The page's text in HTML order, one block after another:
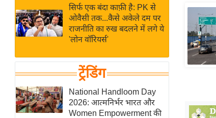
News in
Hindi
News
Hindi
Videos
विशेषज्ञ
राय
खेल
क्रिकेट
IPL
2026
सिर्फ एक बंदा काफ़ी है: PK से
ओवैसी तक...कैसे अकेले दम पर
राजनीति का रुख बदलने में लगे ये
'लोन वॉरियर्स'
ट्रेंडिंग
National Handloom Day
2026: आत्मनिर्भर भारत और
Women Empowerment की